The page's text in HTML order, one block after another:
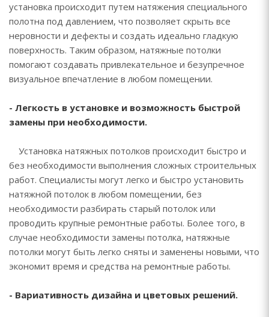
установка происходит путем натяжения специального
полотна под давлением, что позволяет скрыть все
неровности и дефекты и создать идеально гладкую
поверхность. Таким образом, натяжные потолки
помогают создавать привлекательное и безупречное
визуальное впечатление в любом помещении.
- Легкость в установке и возможность быстрой
замены при необходимости.
Установка натяжных потолков происходит быстро и
без необходимости выполнения сложных строительных
работ. Специалисты могут легко и быстро установить
натяжной потолок в любом помещении, без
необходимости разбирать старый потолок или
проводить крупные ремонтные работы. Более того, в
случае необходимости замены потолка, натяжные
потолки могут быть легко сняты и заменены новыми, что
экономит время и средства на ремонтные работы.
- Вариативность дизайна и цветовых решений.